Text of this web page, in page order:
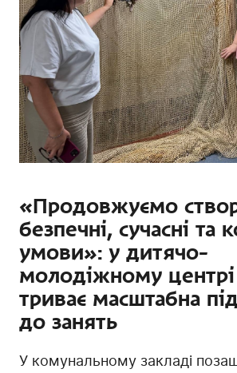
«Продовжуємо
безпечні, сучасні та
умови»: у дитячо-
молодіжному центрі
триває масштабна
до занять
У комунальному закладі